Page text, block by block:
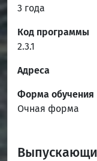
3 года
Код программы
2.3.1
Адреса
Форма обучения
Очная форма